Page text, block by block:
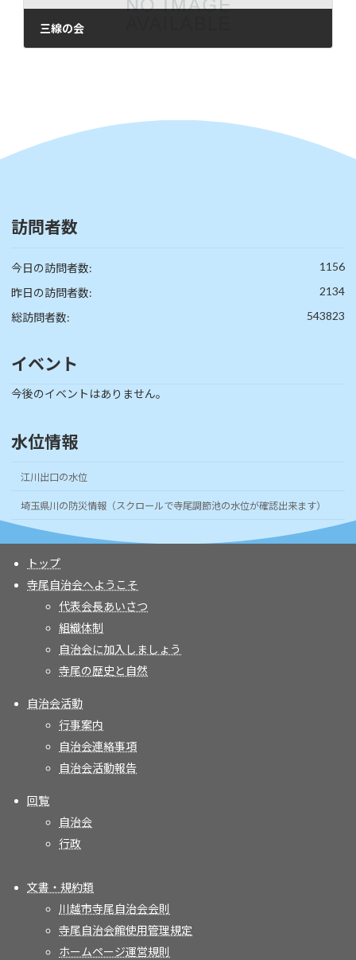
三線の会
訪問者数
1156
今日の訪問者数:
2134
昨日の訪問者数:
543823
総訪問者数:
イベント
今後のイベントはありません。
水位情報
江川出口の水位
埼玉県川の防災情報（スクロールで寺尾調節池の水位が確認出来ます）
トップ
寺尾自治会へようこそ
代表会長あいさつ
組織体制
自治会に加入しましょう
寺尾の歴史と自然
自治会活動
行事案内
自治会連絡事項
自治会活動報告
回覧
自治会
行政
文書・規約類
川越市寺尾自治会会則
寺尾自治会館使用管理規定
ホームページ運営規則